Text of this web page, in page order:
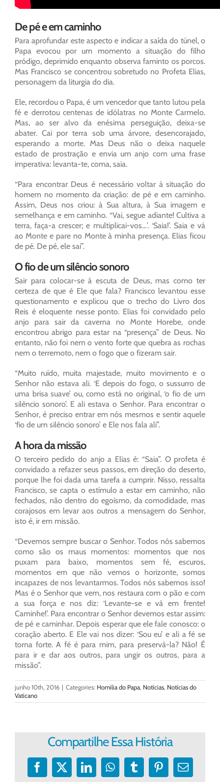
De pé e em caminho
Para aprofundar este aspecto e indicar a saída do túnel, o
Papa evocou por um momento a situação do filho
pródigo, deprimido enquanto observa faminto os porcos.
Mas Francisco se concentrou sobretudo no Profeta Elias,
personagem da liturgia do dia.
Ele, recordou o Papa, é um vencedor que tanto lutou pela
fé e derrotou centenas de idólatras no Monte Carmelo.
Mas, ao ser alvo da enésima perseguição, deixa-se
abater. Cai por terra sob uma árvore, desencorajado,
esperando a morte. Mas Deus não o deixa naquele
estado de prostração e envia um anjo com uma frase
imperativa: levanta-te, coma, saia.
“Para encontrar Deus é necessário voltar à situação do
homem no momento da criação: de pé e em caminho.
Assim, Deus nos criou: à Sua altura, à Sua imagem e
semelhança e em caminho. “Vai, segue adiante! Cultiva a
terra, faça-a crescer; e multiplicai-vos…’. ‘Saia!’. Saia e vá
ao Monte e pare no Monte à minha presença. Elias ficou
de pé. De pé, ele sai”.
O fio de um silêncio sonoro
Sair para colocar-se à escuta de Deus, mas como ter
certeza de que é Ele que fala? Francisco levantou esse
questionamento e explicou que o trecho do Livro dos
Reis é eloquente nesse ponto. Elias foi convidado pelo
anjo para sair da caverna no Monte Horebe, onde
encontrou abrigo para estar na “presença” de Deus. No
entanto, não foi nem o vento forte que quebra as rochas
nem o terremoto, nem o fogo que o fizeram sair.
“Muito ruído, muita majestade, muito movimento e o
Senhor não estava ali. ‘E depois do fogo, o sussurro de
uma brisa suave’ ou, como está no original, ‘o fio de um
silêncio sonoro’. E ali estava o Senhor. Para encontrar o
Senhor, é preciso entrar em nós mesmos e sentir aquele
‘fio de um silêncio sonoro’ e Ele nos fala ali”.
A hora da missão
O terceiro pedido do anjo a Elias é: “Saia”. O profeta é
convidado a refazer seus passos, em direção do deserto,
porque lhe foi dada uma tarefa a cumprir. Nisso, ressalta
Francisco, se capta o estímulo a estar em caminho, não
fechados, não dentro do egoísmo, da comodidade, mas
corajosos em levar aos outros a mensagem do Senhor,
isto é, ir em missão.
“Devemos sempre buscar o Senhor. Todos nós sabemos
como são os maus momentos: momentos que nos
puxam para baixo, momentos sem fé, escuros,
momentos em que não vemos o horizonte, somos
incapazes de nos levantarmos. Todos nós sabemos isso!
Mas é o Senhor que vem, nos restaura com o pão e com
a sua força e nos diz: ‘Levante-se e vá em frente!
Caminhe!’. Para encontrar o Senhor devemos estar assim:
de pé e caminhar. Depois esperar que ele fale conosco: o
coração aberto. E Ele vai nos dizer: ‘Sou eu’ e ali a fé se
torna forte. A fé é para mim, para preservá-la? Não! É
para ir e dar aos outros, para ungir os outros, para a
missão”.
junho 10th, 2016 | Categories: Homilia do Papa, Notícias, Notícias do
Vaticano
Compartilhe Essa História
Facebook
X LinkedInWhatsApp
TumblrPinterest
E-